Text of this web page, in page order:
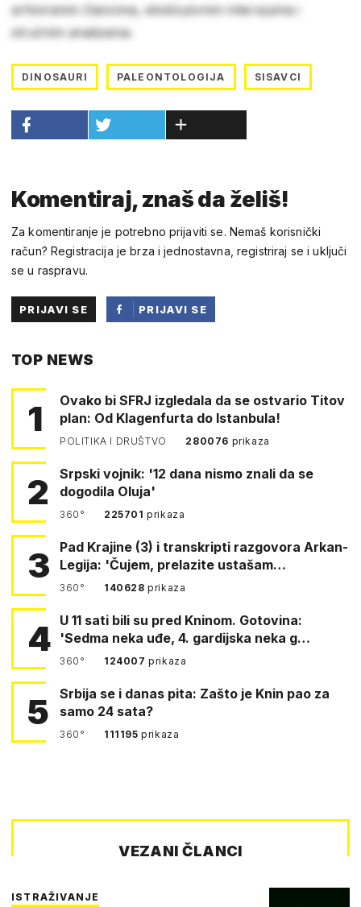
arhiviranim člancima, ekskluzivnim intervjuima i
stručnim analizama.
DINOSAURI PALEONTOLOGIJA SISAVCI
Komentiraj, znaš da želiš!
Za komentiranje je potrebno prijaviti se. Nemaš korisnički
račun? Registracija je brza i jednostavna, registriraj se i uključi
se u raspravu.
PRIJAVI SE
PRIJAVI SE
TOP NEWS
1
Ovako bi SFRJ izgledala da se ostvario Titov
plan: Od Klagenfurta do Istanbula!
POLITIKA I DRUŠTVO 280076 prikaza
2
Srpski vojnik: '12 dana nismo znali da se
dogodila Oluja'
360° 225701prikaza
3
Pad Krajine (3) i transkripti razgovora Arkan-
Legija: 'Čujem, prelazite ustašam…
360° 140628prikaza
4 U 11 sati bili su pred Kninom. Gotovina:
'Sedma neka uđe, 4. gardijska neka g…
360° 124007prikaza
5
Srbija se i danas pita: Zašto je Knin pao za
samo 24 sata?
360° 111195prikaza
VEZANI ČLANCI
ISTRAŽIVANJE